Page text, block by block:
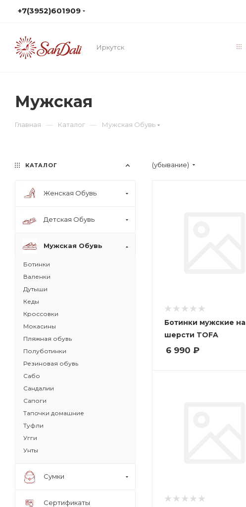
+7(3952)601909
Иркутск
Мужская
Главная — Каталог — Мужская Обувь
(убывание)
Ботинки мужские на
шерсти TOFA
6 990 ₽
КАТАЛОГ
Женская Обувь
Детская Обувь
Мужская Обувь
Ботинки
Валенки
Дутыши
Кеды
Кроссовки
Мокасины
Пляжная обувь
Полуботинки
Резиновая обувь
Сабо
Сандалии
Сапоги
Тапочки домашние
Туфли
Угги
Унты
Сумки
Сертификаты